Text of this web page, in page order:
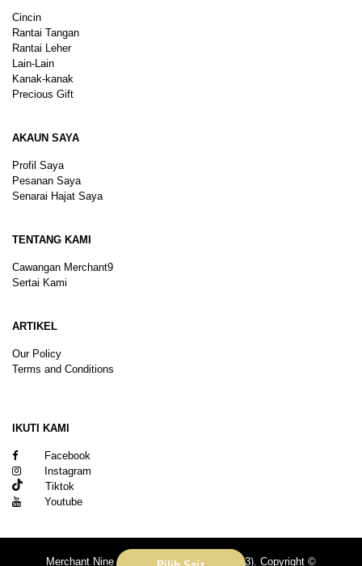
Cincin
Rantai Tangan
Rantai Leher
Lain-Lain
Kanak-kanak
Precious Gift
AKAUN SAYA
Profil Saya
Pesanan Saya
Senarai Hajat Saya
TENTANG KAMI
Cawangan Merchant9
Sertai Kami
ARTIKEL
Our Policy
Terms and Conditions
IKUTI KAMI
Facebook
Instagram
Tiktok
Youtube
Merchant Nine Sdn Bhd (No. 201601039113). Copyright ©